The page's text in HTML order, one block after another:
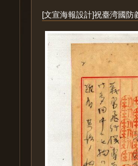
[文宣海報設計]祝臺湾國